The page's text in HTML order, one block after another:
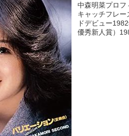
中森明菜プロ
キャッチフレ
ドデビュー
優秀新人賞）